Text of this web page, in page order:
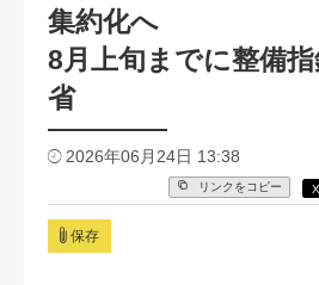
集約化へ
8月上旬までに整備
省
2026年06月24日 13:38
リンクをコピー
保存